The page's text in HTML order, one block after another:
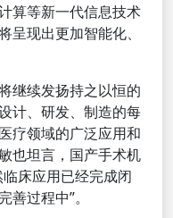
等新一代信息技术
呈现出更加智能化、
续发扬持之以恒的
计、研发、制造的每
疗领域的广泛应用和
也坦言，国产手术机
床应用已经完成闭
过程中”。